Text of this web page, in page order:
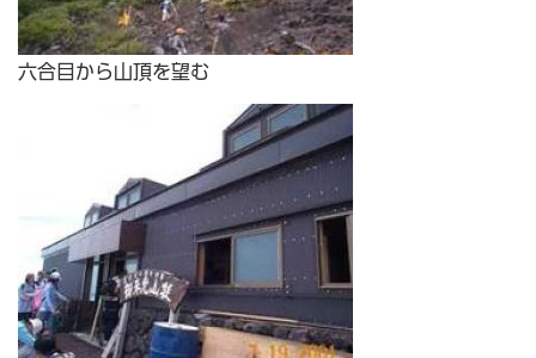
六合目から山頂を望む